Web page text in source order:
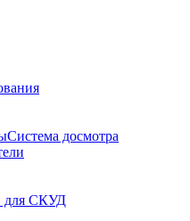
Система досмотра
для СКУД